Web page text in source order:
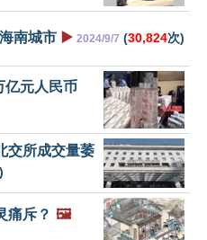
南城市 ▶️ 2024/9/7 (30,824次)
亿元人民币
交所成交量萎
痛斥？ 🖼️